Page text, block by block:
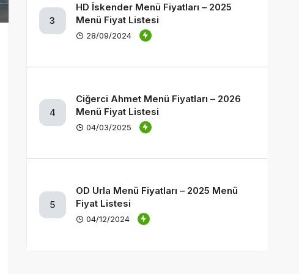
3
HD İskender Menü Fiyatları – 2025
Menü Fiyat Listesi
28/09/2024
4
Ciğerci Ahmet Menü Fiyatları – 2026
Menü Fiyat Listesi
04/03/2025
5
OD Urla Menü Fiyatları – 2025 Menü
Fiyat Listesi
04/12/2024